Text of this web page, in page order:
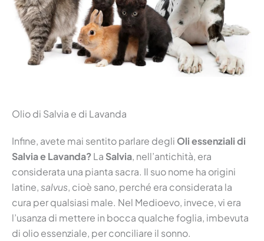
Olio di Salvia e di Lavanda
Infine, avete mai sentito parlare degli Oli essenziali di
Salvia e Lavanda?La Salvia, nell’antichità, era
considerata una pianta sacra. Il suo nome ha origini
latine,salvus, cioè sano, perché era considerata la
cura per qualsiasi male. Nel Medioevo, invece, vi era
l’usanza di mettere in bocca qualche foglia, imbevuta
di olio essenziale, per conciliare il sonno.